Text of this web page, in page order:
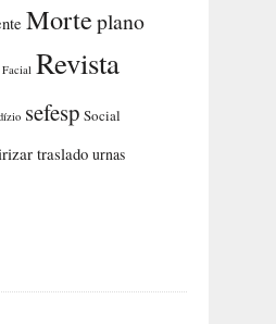
Morteplano
Facial Revista
sefesp Social
traslado urnas